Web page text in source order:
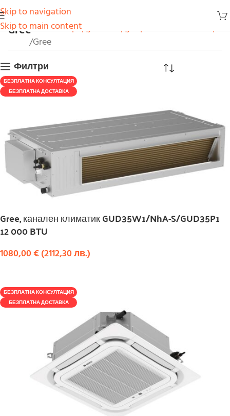
Skip to navigation
Skip to main content
GreeНачало Продукти
Индустриални климатици
Gree
Филтри
БЕЗПЛАТНА КОНСУЛТАЦИЯ
БЕЗПЛАТНА ДОСТАВКА
Gree, канален климатик GUD35W1/NhA-S/GUD35P1
12 000 BTU
1080,00€(2112,30лв.)
БЕЗПЛАТНА КОНСУЛТАЦИЯ
БЕЗПЛАТНА ДОСТАВКА